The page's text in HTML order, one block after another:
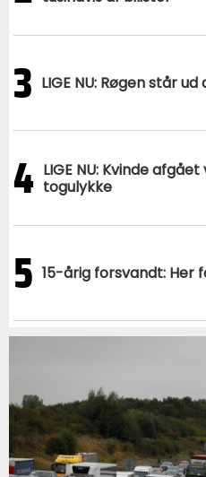
3 LIGE NU: Røgen står
4 LIGE NU: Kvinde
togulykke
5 15-årig forsvandt: Her